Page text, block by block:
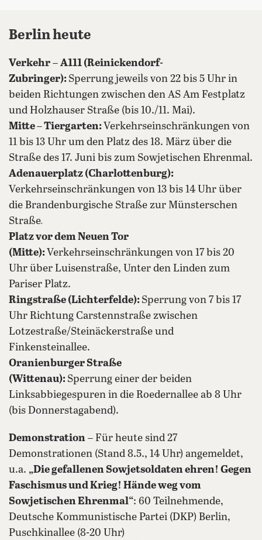
Berlin heute
Verkehr – A111 (Reinickendorf-
Zubringer): Sperrung jeweils von 22 bis 5 Uhr in
beiden Richtungen zwischen den AS Am Festplatz
und Holzhauser Straße (bis 10./11. Mai).
Mitte – Tiergarten: Verkehrseinschränkungen von
11 bis 13 Uhr um den Platz des 18. März über die
Straße des 17. Juni bis zum Sowjetischen Ehrenmal.
Adenauerplatz (Charlottenburg):
Verkehrseinschränkungen von 13 bis 14 Uhr über
die Brandenburgische Straße zur Münsterschen
Straße.
Platz vor dem Neuen Tor
(Mitte): Verkehrseinschränkungen von 17 bis 20
Uhr über Luisenstraße, Unter den Linden zum
Pariser Platz.
Ringstraße (Lichterfelde): Sperrung von 7 bis 17
Uhr Richtung Carstennstraße zwischen
Lotzestraße/Steinäckerstraße und
Finkensteinallee.
Oranienburger Straße
(Wittenau): Sperrung einer der beiden
Linksabbiegespuren in die Roedernallee ab 8 Uhr
(bis Donnerstagabend).
Demonstration – Für heute sind 27
Demonstrationen (Stand 8.5., 14 Uhr) angemeldet,
u.a. „Die gefallenen Sowjetsoldaten ehren! Gegen
Faschismus und Krieg! Hände weg vom
Sowjetischen Ehrenmal“: 60 Teilnehmende,
Deutsche Kommunistische Partei (DKP) Berlin,
Puschkinallee (8-20 Uhr)